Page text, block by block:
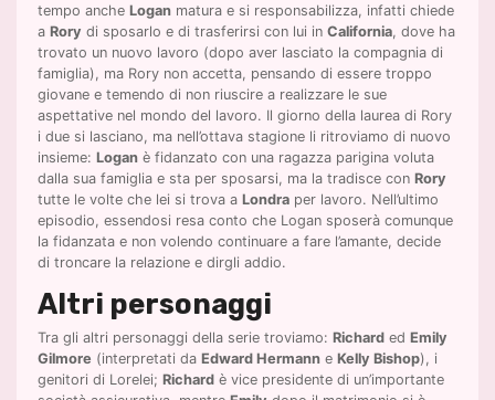
tempo anche Logan matura e si responsabilizza, infatti chiede
a Rory di sposarlo e di trasferirsi con lui inCalifornia, dove ha
trovato un nuovo lavoro (dopo aver lasciato la compagnia di
famiglia), ma Rory non accetta, pensando di essere troppo
giovane e temendo di non riuscire a realizzare le sue
aspettative nel mondo del lavoro. Il giorno della laurea di Rory
i due si lasciano, ma nell’ottava stagione li ritroviamo di nuovo
insieme: Logan è fidanzato con una ragazza parigina voluta
dalla sua famiglia e sta per sposarsi, ma la tradisce con Rory
tutte le volte che lei si trova a Londra per lavoro. Nell’ultimo
episodio, essendosi resa conto che Logan sposerà comunque
la fidanzata e non volendo continuare a fare l’amante, decide
di troncare la relazione e dirgli addio.
Altri personaggi
Tra gli altri personaggi della serie troviamo: Richard ed Emily
Gilmore (interpretati da Edward Hermann e Kelly Bishop), i
genitori di Lorelei; Richard è vice presidente di un’importante